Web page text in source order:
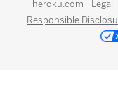
heroku.com Legal
Responsible